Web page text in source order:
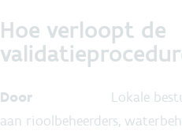
Hoe verloopt de
Door
Lokale besturen
aan rioolbeheerders,